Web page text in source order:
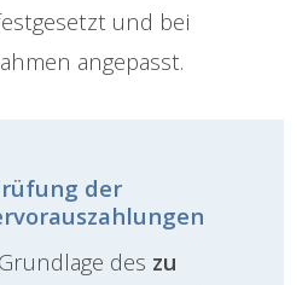
und bei
angepasst.
der
des zu